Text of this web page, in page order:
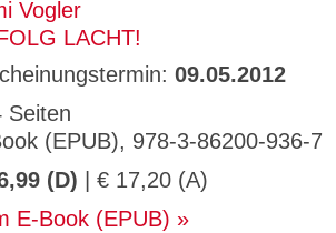
Vogler
LACHT!
09.05.2012
Seiten
(EPUB), 978-3-86200-936-7
(D) | € 17,20 (A)
E-Book (EPUB)